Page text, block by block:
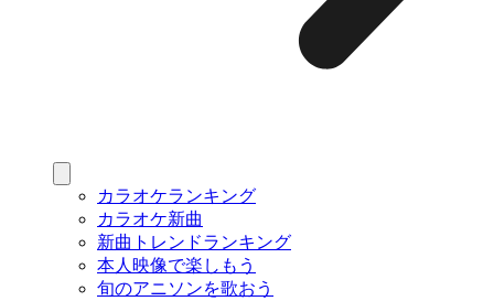
カラオケランキング
カラオケ新曲
新曲トレンドランキング
本人映像で楽しもう
旬のアニソンを歌おう